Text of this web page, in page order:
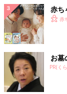
赤ち
赤
お墓
PR(く